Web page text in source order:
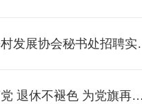
展协会秘书处招聘实习生启事
旗再添辉 让夕阳更出彩 广东省乡村发展协会招聘退休离岗专职干部